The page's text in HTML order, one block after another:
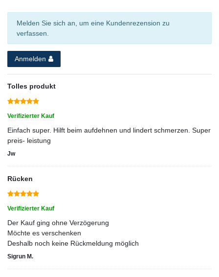
Melden Sie sich an, um eine Kundenrezension zu
verfassen.
Anmelden
Tolles produkt
Verifizierter Kauf
Einfach super. Hilft beim aufdehnen und lindert schmerzen. Super
preis- leistung
Jw
Rücken
Verifizierter Kauf
Der Kauf ging ohne Verzögerung
Möchte es verschenken
Deshalb noch keine Rückmeldung möglich
Sigrun M.